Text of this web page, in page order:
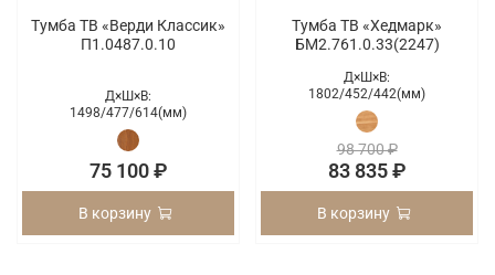
Тумба ТВ «Верди Классик»
П1.0487.0.10
Д×Ш×В:
1498/477/614(мм)
75 100 ₽
В корзину
Тумба ТВ «Хедмарк»
БМ2.761.0.33(2247)
Д×Ш×В:
1802/452/442(мм)
98 700 ₽
83 835 ₽
В корзину